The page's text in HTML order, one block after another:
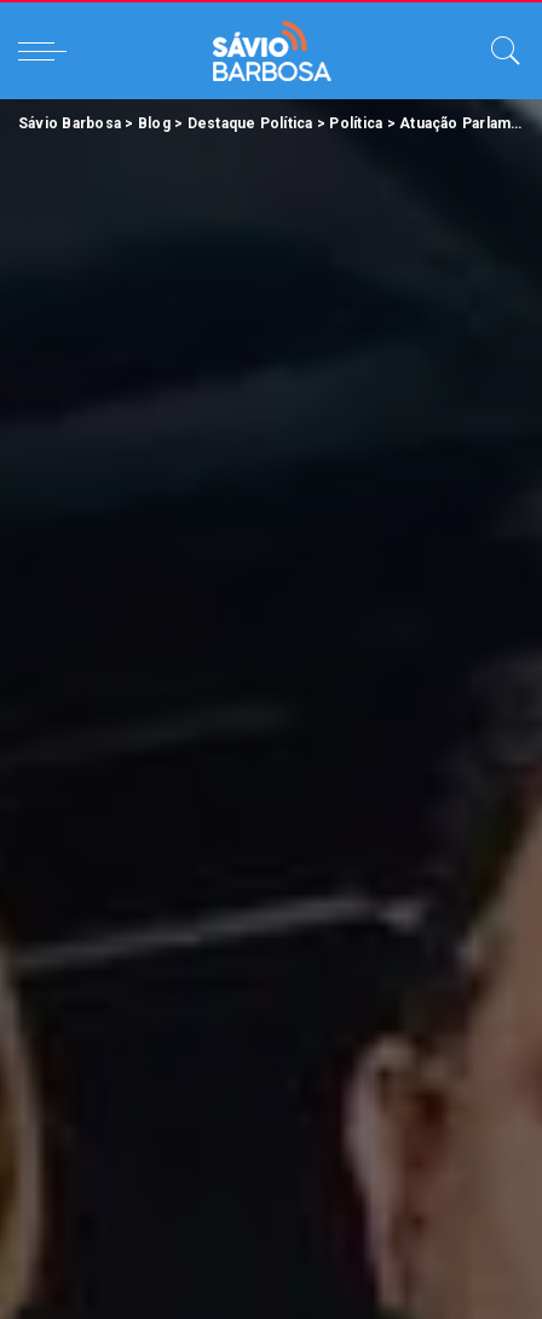
Sávio Barbosa > Blog> Destaque Política > Política >Atuação Parlamentar